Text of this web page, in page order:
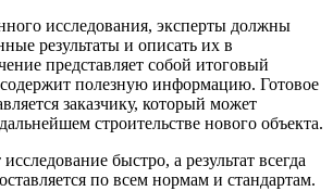
исследования, эксперты должны
результаты и описать их в
представляет собой итоговый
полезную информацию. Готовое
заказчику, который может
строительстве нового объекта.
быстро, а результат всегда
по всем нормам и стандартам.